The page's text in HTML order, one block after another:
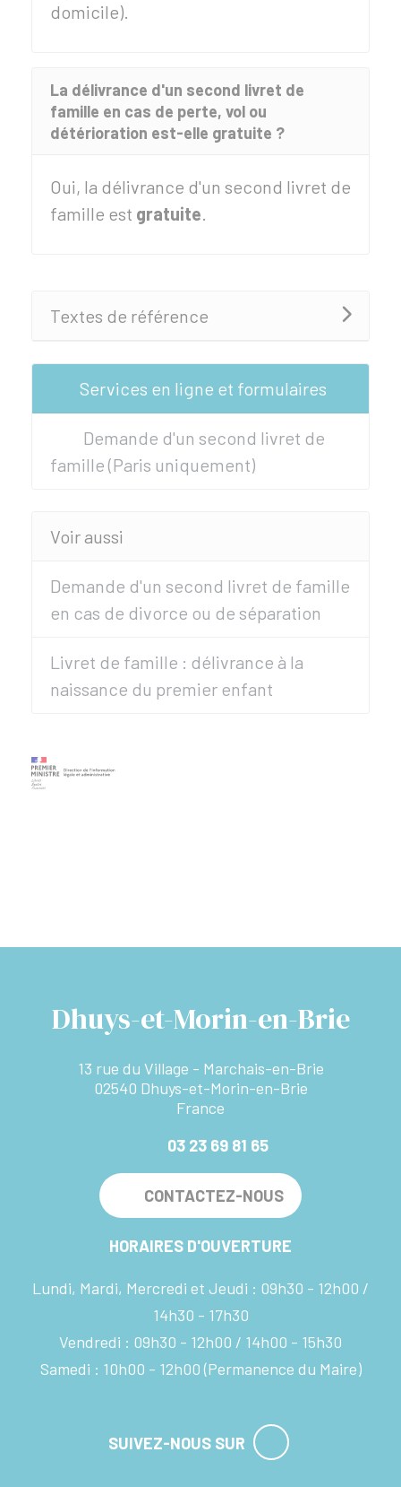
domicile).
La délivrance d'un second livret de
famille en cas de perte, vol ou
détérioration est-elle gratuite ?
Oui, la délivrance d'un second livret de
famille est gratuite.
Textes de référence
Services en ligne et formulaires
Demande d'un second livret de
famille (Paris uniquement)
Voir aussi
Demande d'un second livret de famille
en cas de divorce ou de séparation
Livret de famille : délivrance à la
naissance du premier enfant
Dhuys-et-Morin-en-Brie
13 rue du Village - Marchais-en-Brie
02540 Dhuys-et-Morin-en-Brie
France
03 23 69 81 65
CONTACTEZ-NOUS
HORAIRES D'OUVERTURE
Lundi, Mardi, Mercredi et Jeudi : 09h30 - 12h00
14h30 - 17h30
Vendredi : 09h30 - 12h00
14h00 - 15h30
Samedi : 10h00 - 12h00 (Permanence du Maire)
SUIVEZ-NOUS SUR